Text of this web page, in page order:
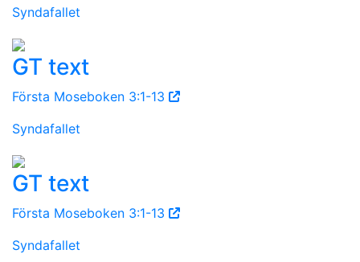
Syndafallet
GT text
Första Moseboken 3:1-13
Syndafallet
GT text
Första Moseboken 3:1-13
Syndafallet